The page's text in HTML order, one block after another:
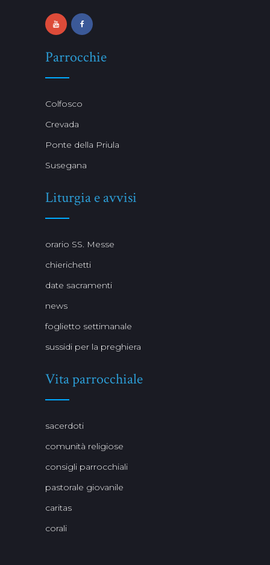
Parrocchie
Colfosco
Crevada
Ponte della Priula
Susegana
Liturgia e avvisi
orario SS. Messe
chierichetti
date sacramenti
news
foglietto settimanale
sussidi per la preghiera
Vita parrocchiale
sacerdoti
comunità religiose
consigli parrocchiali
pastorale giovanile
caritas
corali